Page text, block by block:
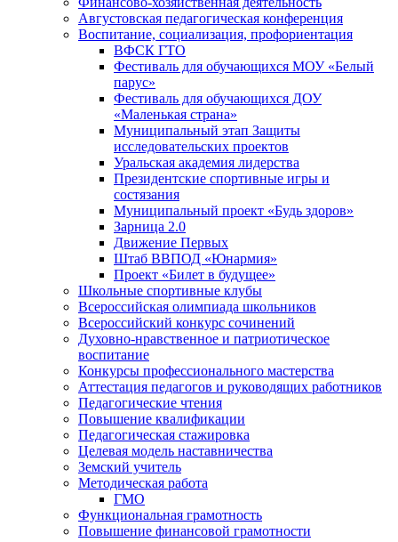
Августовская педагогическая конференция
Воспитание, социализация, профориентация
ВФСК ГТО
Фестиваль для обучающихся МОУ «Белый
парус»
Фестиваль для обучающихся ДОУ
«Маленькая страна»
Муниципальный этап Защиты
исследовательских проектов
Уральская академия лидерства
Президентские спортивные игры и
состязания
Муниципальный проект «Будь здоров»
Зарница 2.0
Движение Первых
Штаб ВВПОД «Юнармия»
Проект «Билет в будущее»
Школьные спортивные клубы
Всероссийская олимпиада школьников
Всероссийский конкурс сочинений
Духовно-нравственное и патриотическое
воспитание
Конкурсы профессионального мастерства
Аттестация педагогов и руководящих работников
Педагогические чтения
Повышение квалификации
Педагогическая стажировка
Целевая модель наставничества
Земский учитель
Методическая работа
ГМО
Функциональная грамотность
Повышение финансовой грамотности